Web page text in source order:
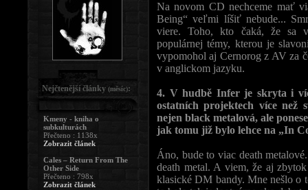
Na novom CD nechceme mať
Being“ veľmi líšiť nebude...
viere. Toho, kto čaká, že sa
populárnej témy, kterou je
vypomohol aj Cernorog z AV za
v anglickom jazyku.
4. V hudbě Infer je skryta i
ostatních projektech více než
nejen black metalová, ale
jak tomu již bylo lehce na „In
Áno, bude to viac death
death metal. A viem, že aj
klasické DM bandy. Mne nešlo o
Nejčtenější články (měsíc):
Kmeny - kniha o
subkulturách
Přečteno : 1138x
Zobrazit článek
Cales – Return From The
Other Side
Přečteno : 798x
Zobrazit článek